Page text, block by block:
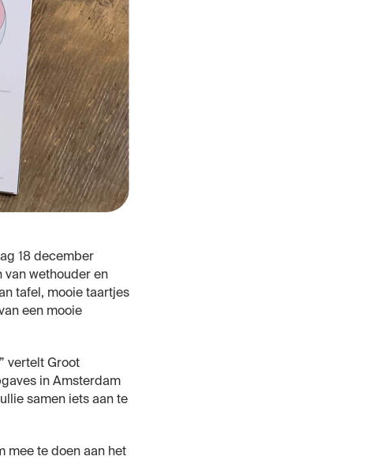
18 december
van wethouder en
tafel, mooie taartjes
een mooie
vertelt Groot
in Amsterdam
samen iets aan te
mee te doen aan het